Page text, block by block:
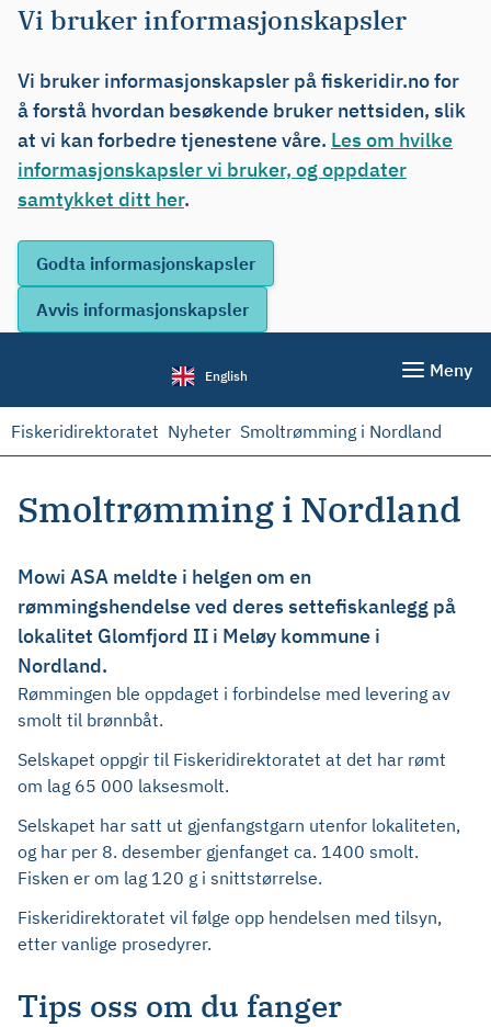
Vi bruker informasjonskapsler
Vi bruker informasjonskapsler på fiskeridir.no for
å forstå hvordan besøkende bruker nettsiden, slik
at vi kan forbedre tjenestene våre. Les om hvilke
informasjonskapsler vi bruker, og oppdater
samtykket ditt her.
English Meny
Fiskeridirektoratet Nyheter Smoltrømming i Nordland
Smoltrømming i Nordland
Mowi ASA meldte i helgen om en
rømmingshendelse ved deres settefiskanlegg på
lokalitet Glomfjord II i Meløy kommune i
Nordland.
Rømmingen ble oppdaget i forbindelse med levering av
smolt til brønnbåt.
Selskapet oppgir til Fiskeridirektoratet at det har rømt
om lag 65 000 laksesmolt.
Selskapet har satt ut gjenfangstgarn utenfor lokaliteten,
og har per 8. desember gjenfanget ca. 1400 smolt.
Fisken er om lag 120 g i snittstørrelse.
Fiskeridirektoratet vil følge opp hendelsen med tilsyn,
etter vanlige prosedyrer.
Tips oss om du fanger